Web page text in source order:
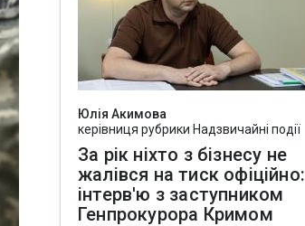
Юлія Акимова
керівниця рубрики Надзвичайні події
За рік ніхто з бізнесу не
жалівся на тиск офіційно:
інтерв'ю з заступником
Генпрокурора Кримом